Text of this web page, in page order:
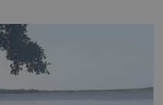
vznikla někdy
zaznamenali